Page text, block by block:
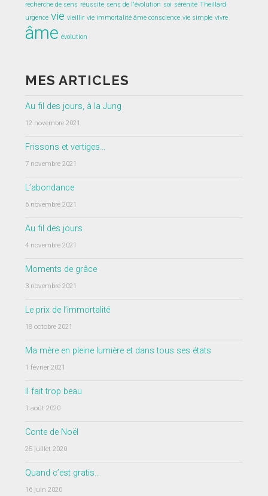
recherche de sens réussite sens de l'évolution soi sérénité Theillard
urgence vie vieillir vie immortalité âme conscience vie simple vivre
âme évolution
MES ARTICLES
Au fil des jours, à la Jung
12 novembre 2021
Frissons et vertiges…
7 novembre 2021
L’abondance
6 novembre 2021
Au fil des jours
4 novembre 2021
Moments de grâce
3 novembre 2021
Le prix de l’immortalité
18 octobre 2021
Ma mère en pleine lumière et dans tous ses états
1 février 2021
Il fait trop beau
1 août 2020
Conte de Noël
25 juillet 2020
Quand c’est gratis…
16 juin 2020